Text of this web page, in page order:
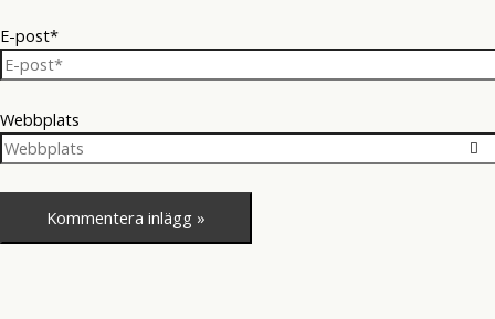
E-post*
Webbplats